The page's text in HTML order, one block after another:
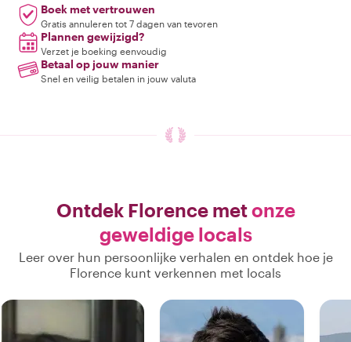
Boek met vertrouwen
Gratis annuleren tot 7 dagen van tevoren
Plannen gewijzigd?
Verzet je boeking eenvoudig
Betaal op jouw manier
Snel en veilig betalen in jouw valuta
Ontdek Florence metonze
geweldige locals
Leer over hun persoonlijke verhalen en ontdek hoe je
Florence kunt verkennen met locals